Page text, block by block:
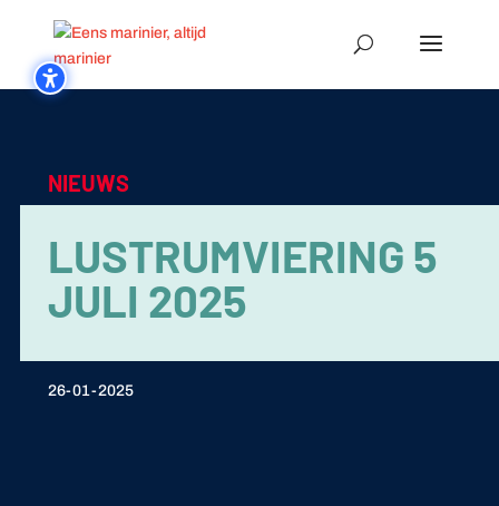
NIEUWS
LUSTRUMVIERING 5
JULI 2025
26-01-2025